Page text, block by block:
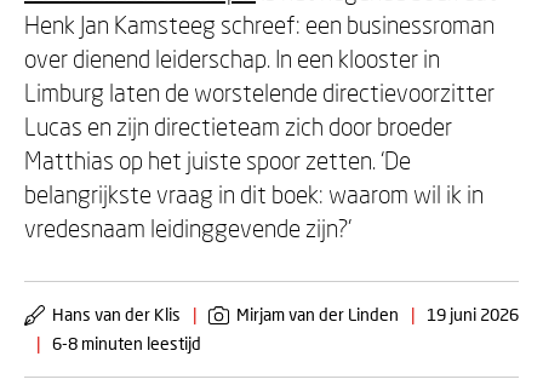
Henk Jan Kamsteeg schreef: een businessroman
over dienend leiderschap. In een klooster in
Limburg laten de worstelende directievoorzitter
Lucas en zijn directieteam zich door broeder
Matthias op het juiste spoor zetten. ‘De
belangrijkste vraag in dit boek: waarom wil ik in
vredesnaam leidinggevende zijn?’
Hans van der Klis | Mirjam van der Linden |
19 juni 2026
| 6-8 minuten leestijd